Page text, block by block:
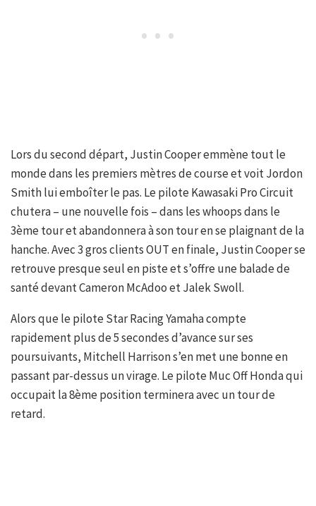
Lors du second départ, Justin Cooper emmène tout le
monde dans les premiers mètres de course et voit Jordon
Smith lui emboîter le pas. Le pilote Kawasaki Pro Circuit
chutera – une nouvelle fois – dans les whoops dans le
3ème tour et abandonnera à son tour en se plaignant de la
hanche. Avec 3 gros clients OUT en finale, Justin Cooper se
retrouve presque seul en piste et s’offre une balade de
santé devant Cameron McAdoo et Jalek Swoll.
Alors que le pilote Star Racing Yamaha compte
rapidement plus de 5 secondes d’avance sur ses
poursuivants, Mitchell Harrison s’en met une bonne en
passant par-dessus un virage. Le pilote Muc Off Honda qui
occupait la 8ème position terminera avec un tour de
retard.